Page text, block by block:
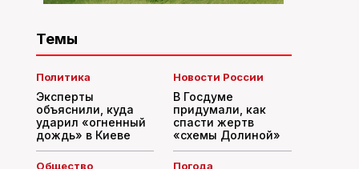
Темы
Политика
Эксперты
объяснили, куда
ударил «огненный
дождь» в Киеве
Новости России
В Госдуме
придумали, как
спасти жертв
«схемы Долиной»
Общество Погода